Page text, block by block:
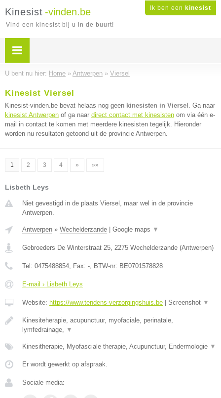
Ik ben een kinesist
Kinesist -vinden.be
Vind een kinesist bij u in de buurt!
U bent nu hier: Home » Antwerpen » Viersel
Kinesist Viersel
Kinesist-vinden.be bevat helaas nog geen kinesisten in Viersel . Ga naar
kinesist Antwerpen of ga naar direct contact met kinesisten om via één e-
mail in contact te komen met meerdere kinesisten tegelijk. Hieronder
worden nu resultaten getoond uit de provincie Antwerpen.
1 2 3 4 » »»
Lisbeth Leys
Niet gevestigd in de plaats Viersel, maar wel in de provincie
Antwerpen.
Antwerpen » Wechelderzande Google maps ▼
Gebroeders De Winterstraat 25, 2275 Wechelderzande (Antwerpen)
Tel: 0475488854, Fax: -, BTW-nr: BE0701578828
E-mail › Lisbeth Leys
Website: https://www.tendens-verzorgingshuis.be Screenshot ▼
Kinesiteherapie, acupunctuur, myofaciale, perinatale,
lymfedrainage, ▼
Kinesitherapie, Myofasciale therapie, Acupunctuur, Endermologie ▼
Er wordt gewerkt op afspraak.
Sociale media: